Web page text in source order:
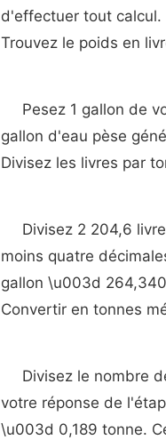
d'effectuer tout calcul.
Trouvez le poids en
Pesez 1 gallon de
gallon d'eau pèse
Divisez les livres par
Divisez 2 204,6
moins quatre
gallon \u003d
Convertir en tonnes
Divisez le nombre
votre réponse de
\u003d 0,189 tonne.